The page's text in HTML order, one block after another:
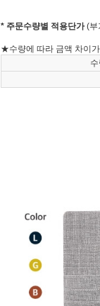
* 주문수량별 적용단가(부
★수량에 따라 금액 차이